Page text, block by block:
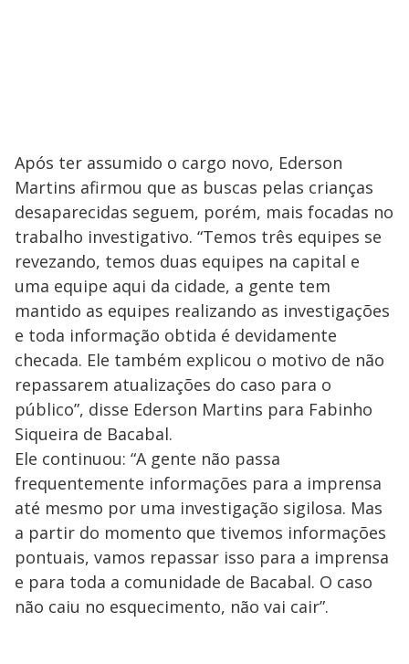
Após ter assumido o cargo novo, Ederson
Martins afirmou que as buscas pelas crianças
desaparecidas seguem, porém, mais focadas no
trabalho investigativo. “Temos três equipes se
revezando, temos duas equipes na capital e
uma equipe aqui da cidade, a gente tem
mantido as equipes realizando as investigações
e toda informação obtida é devidamente
checada. Ele também explicou o motivo de não
repassarem atualizações do caso para o
público”, disse Ederson Martins para Fabinho
Siqueira de Bacabal.
Ele continuou: “A gente não passa
frequentemente informações para a imprensa
até mesmo por uma investigação sigilosa. Mas
a partir do momento que tivemos informações
pontuais, vamos repassar isso para a imprensa
e para toda a comunidade de Bacabal. O caso
não caiu no esquecimento, não vai cair”.